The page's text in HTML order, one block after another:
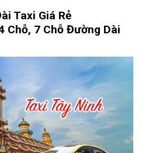
Taxi Giá Rẻ
Chỗ, 7 Chỗ Đường Dài